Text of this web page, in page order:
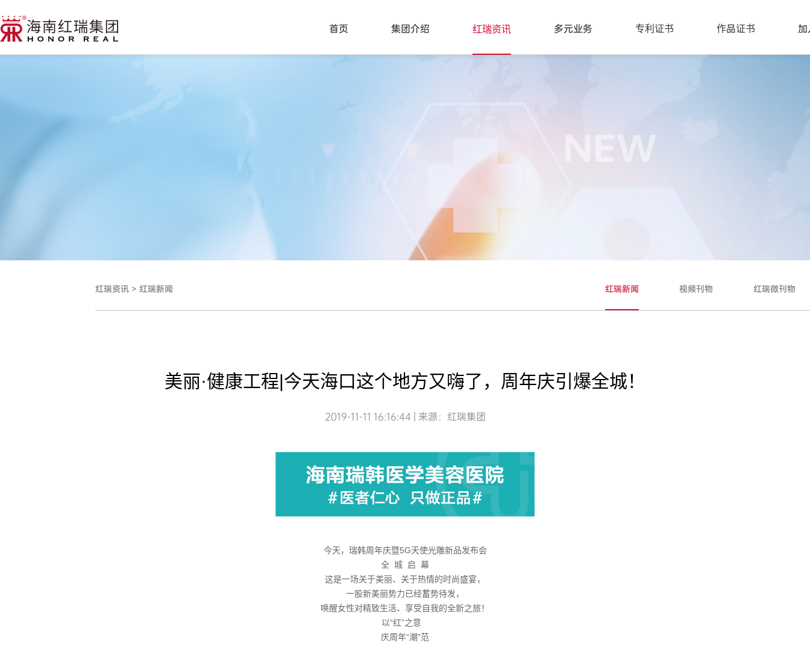
首页 集团介绍 红瑞资讯 多元业务 专利证书 作品证书 加
红瑞资讯> 红瑞新闻 红瑞新闻 视频刊物 红瑞微刊物
美丽·健康工程|今天海口这个地方又嗨了，周年庆引爆全城！
2019-11-11 16:16:44 | 来源：红瑞集团
今天，瑞韩周年庆暨5G天使光雕新品发布会
全 城 启 幕
这是一场关于美丽、关于热情的时尚盛宴，
一股新美丽势力已经蓄势待发，
唤醒女性对精致生活、享受自我的全新之旅！
以“红”之意
庆周年“潮”范